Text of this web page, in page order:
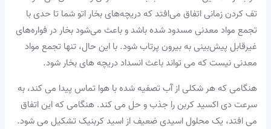
تف کردن زمانی اتفاق می‌افتد که دریچه‌های بخار اتو شما تا حدی با
تجمع مواد معدنی مسدود شده باشد و باعث می‌شود بخار در فواره‌های
غیرقابل پیش‌بینی به بیرون پرتاب شود. با این حال، تنها تجمع مواد
معدنی نیست که می تواند باعث انسداد دریچه های بخار شود.
هنگامی که هر شکلی از آب تصفیه شده با هوا تماس پیدا می کند، به
سرعت دی اکسید کربن را جذب و حل می کند. هنگامی که این اتفاق
می افتد، یک محلول اسیدی ضعیف از اسید کربنیک تشکیل می شود.